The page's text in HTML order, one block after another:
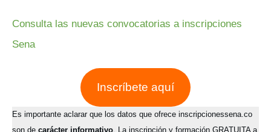
Consulta las nuevas convocatorias a inscripciones
Sena
Inscríbete aquí
Es importante aclarar que los datos que ofrece inscripcionessena.co
son de carácter informativo . La inscripción y formación GRATUITA a